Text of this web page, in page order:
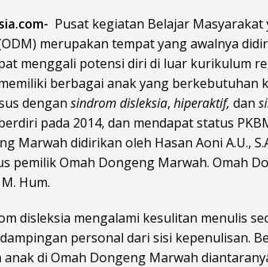
Pusat kegiatan Belajar
merupakan tempat yang awalnya
menggali potensi diri di luar kurikulum
berbagai anak yang berkebutuhan
dengan sindrom disleksia, hiperaktif, dan
pada 2014, dan mendapat status
Marwah didirikan oleh Hasan Aoni A.U.,
pemilik Omah Dongeng Marwah. Omah
Hum.
disleksia mengalami kesulitan menulis
personal dari sisi kepenulisan.
anak di Omah Dongeng Marwah